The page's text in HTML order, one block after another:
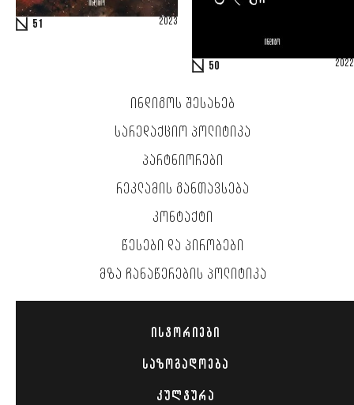
51 2023
50 2022
ᲘᲜᲓᲘᲒᲝᲡ ᲨᲔᲡᲐᲮᲔᲑ
ᲡᲐᲠᲔᲓᲐᲥᲪᲘᲝ ᲞᲝᲚᲘᲢᲘᲙᲐ
ᲞᲐᲠᲢᲜᲘᲝᲠᲔᲑᲘ
ᲠᲔᲙᲚᲐᲛᲘᲡ ᲒᲐᲜᲗᲐᲕᲡᲔᲑᲐ
ᲙᲝᲜᲢᲐᲥᲢᲘ
ᲬᲔᲡᲔᲑᲘ ᲓᲐ ᲞᲘᲠᲝᲑᲔᲑᲘ
ᲛᲖᲐ ᲩᲐᲜᲐᲬᲔᲠᲔᲑᲘᲡ ᲞᲝᲚᲘᲢᲘᲙᲐ
ᲘᲡᲢᲝᲠᲘᲔᲑᲘ
ᲡᲐᲖᲝᲒᲐᲓᲝᲔᲑᲐ
ᲙᲣᲚᲢᲣᲠᲐ